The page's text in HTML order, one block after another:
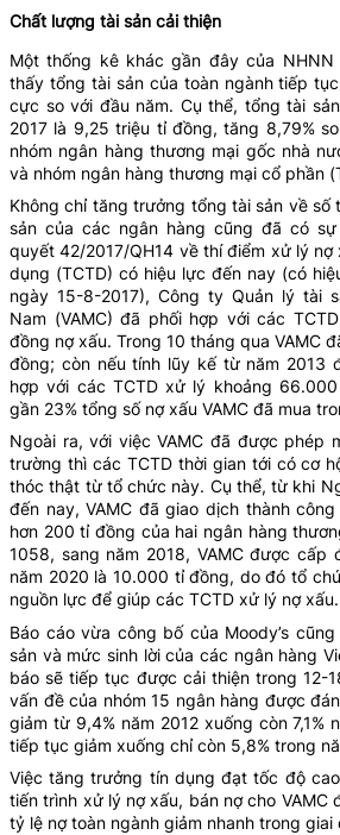
Chất lượng tài sản cải thiện
Một thống kê khác gần đây của
thấy tổng tài sản của toàn ngành tiếp
cực so với đầu năm. Cụ thể, tổng tài
2017 là 9,25 triệu tỉ đồng, tăng 8,79%
nhóm ngân hàng thương mại gốc nhà
và nhóm ngân hàng thương mại cổ phần
Không chỉ tăng trưởng tổng tài sản về
sản của các ngân hàng cũng đã có
quyết 42/2017/QH14 về thí điểm xử lý
dụng (TCTD) có hiệu lực đến nay (có
ngày 15-8-2017), Công ty Quản lý tài
Nam (VAMC) đã phối hợp với các
đồng nợ xấu. Trong 10 tháng qua VAMC
đồng; còn nếu tính lũy kế từ năm 2013
hợp với các TCTD xử lý khoảng
gần 23% tổng số nợ xấu VAMC đã mua
Ngoài ra, với việc VAMC đã được phép
trường thì các TCTD thời gian tới có cơ
thóc thật từ tổ chức này. Cụ thể, từ khi
đến nay, VAMC đã giao dịch thành
hơn 200 tỉ đồng của hai ngân hàng
1058, sang năm 2018, VAMC được
năm 2020 là 10.000 tỉ đồng, do đó tổ
nguồn lực để giúp các TCTD xử lý nợ xấu.
Báo cáo vừa công bố của Moody’s
sản và mức sinh lời của các ngân hàng
báo sẽ tiếp tục được cải thiện trong 12-
vấn đề của nhóm 15 ngân hàng được
giảm từ 9,4% năm 2012 xuống còn 7,1%
tiếp tục giảm xuống chỉ còn 5,8% trong
Việc tăng trưởng tín dụng đạt tốc độ
tiến trình xử lý nợ xấu, bán nợ cho VAMC
tỷ lệ nợ toàn ngành giảm nhanh trong giai